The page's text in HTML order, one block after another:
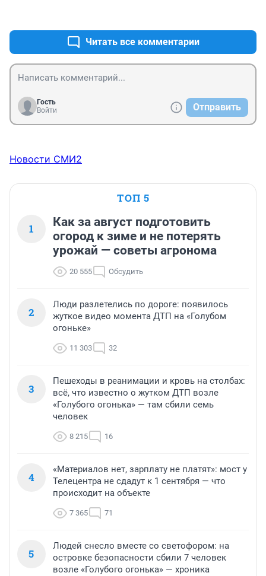
Читать все комментарии
Гость
Войти
Отправить
Новости СМИ2
ТОП 5
1
Как за август подготовить
огород к зиме и не потерять
урожай — советы агронома
20 555 Обсудить
2
Люди разлетелись по дороге: появилось
жуткое видео момента ДТП на «Голубом
огоньке»
11 303 32
3
Пешеходы в реанимации и кровь на столбах:
всё, что известно о жутком ДТП возле
«Голубого огонька» — там сбили семь
человек
8 215 16
4
«Материалов нет, зарплату не платят»: мост у
Телецентра не сдадут к 1 сентября — что
происходит на объекте
7 365 71
5
Людей снесло вместе со светофором: на
островке безопасности сбили 7 человек
возле «Голубого огонька» — хроника